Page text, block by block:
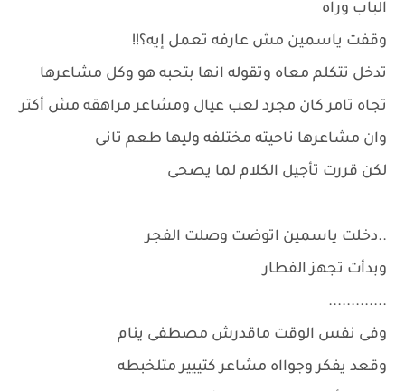
الباب وراه
وقفت ياسمين مش عارفه تعمل إيه؟!!
تدخل تتكلم معاه وتقوله انها بتحبه هو وكل مشاعرها
تجاه تامر كان مجرد لعب عيال ومشاعر مراهقه مش أكتر
وان مشاعرها ناحيته مختلفه وليها طعم تانى
لكن قررت تأجيل الكلام لما يصحى
..دخلت ياسمين اتوضت وصلت الفجر
وبدأت تجهز الفطار
.............
وفى نفس الوقت ماقدرش مصطفى ينام
وقعد يفكر وجوااه مشاعر كتييير متلخبطه